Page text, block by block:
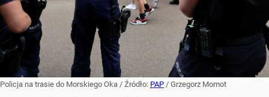
Policja na trasie do Morskiego Oka / Źródło: PAP / Grzegorz Momot